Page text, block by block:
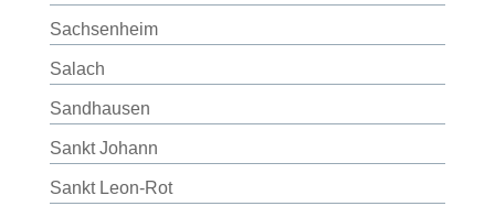
Sachsenheim
Salach
Sandhausen
Sankt Johann
Sankt Leon-Rot